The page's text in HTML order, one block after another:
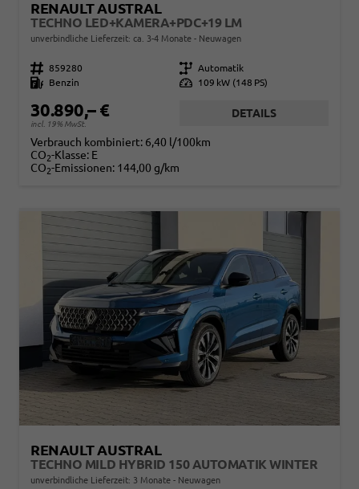
RENAULT AUSTRAL
TECHNO LED+KAMERA+PDC+19 LM
unverbindliche Lieferzeit: ca. 3-4 Monate Neuwagen
Fahrzeugnr. 859280 Getriebe Automatik
Kraftstoff
Benzin Leistung 109 kW (148 PS)
30.890,– €
incl. 19% MwSt.
DETAILS
Verbrauch kombiniert: 6,40 l/100km
CO2-Klasse: E
CO2-Emissionen: 144,00 g/km
RENAULT AUSTRAL
TECHNO MILD HYBRID 150 AUTOMATIK WINTER
unverbindliche Lieferzeit: 3 Monate Neuwagen